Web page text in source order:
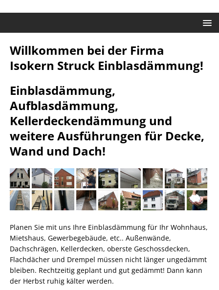
Willkommen bei der Firma
Isokern Struck Einblasdämmung!
Einblasdämmung,
Aufblasdämmung,
Kellerdeckendämmung und
weitere Ausführungen für Decke,
Wand und Dach!
Planen Sie mit uns Ihre Einblasdämmung für Ihr Wohnhaus,
Mietshaus, Gewerbegebäude, etc.. Außenwände,
Dachschrägen, Kellerdecken, oberste Geschossdecken,
Flachdächer und Drempel müssen nicht länger ungedämmt
bleiben. Rechtzeitig geplant und gut gedämmt! Dann kann
der Herbst ruhig kälter werden.